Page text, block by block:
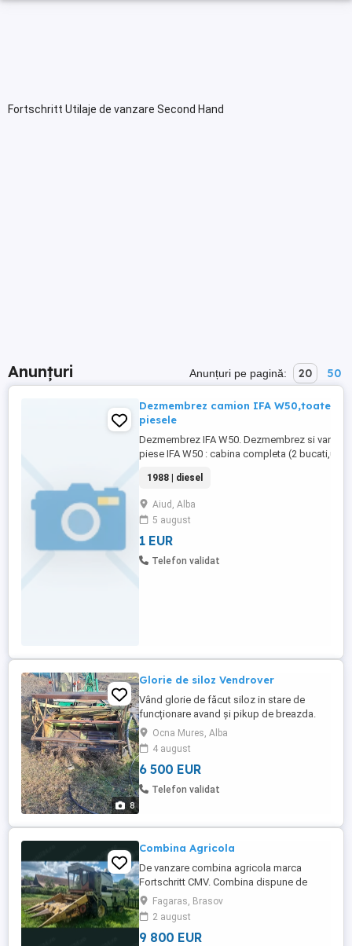
Fortschritt Utilaje de vanzare Second Hand
Anunțuri Anunțuri pe pagină: 20 50
Dezmembrez camion IFA W50,toate
piesele
Dezmembrez IFA W50. Dezmembrez si vand
piese IFA W50 : cabina completa (2 bucati,una
spate,geamuri usi,usi
complete,chedere,macarale,motoare complete
si piese din motor separat,blocuri
spate grup cardanic pt.spate,planetare ...
1988 | diesel
Aiud, Alba
5 august
1 EUR
Telefon validat
8
Glorie de siloz Vendrover
Vând glorie de făcut siloz in stare de
funcționare avand și pikup de breazda.
Ocna Mures, Alba
4 august
6 500 EUR
Telefon validat
Combina Agricola
De vanzare combina agricola marca
Fortschritt CMV. Combina dispune de
header pentru paioase de 4.2m si header
pentru poumb, 4 randuri, cu tocator
elicopter. Se vinde si prin dezmembrare.
Detalii la tel
Fagaras, Brasov
2 august
9 800 EUR